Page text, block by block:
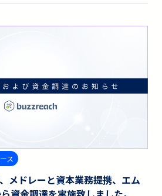
ス
メドレーと資本業務提携、エム